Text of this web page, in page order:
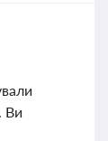
Ви